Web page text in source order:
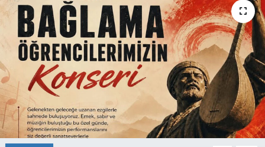
Siyaset
SPOR
YAŞAM
Zonguldak